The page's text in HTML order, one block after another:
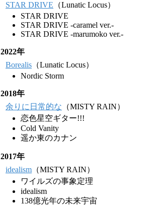
STAR DRIVE （Lunatic Locus）
STAR DRIVE
STAR DRIVE -caramel ver.-
STAR DRIVE -marumoko ver.-
2022年
Borealis （Lunatic Locus）
Nordic Storm
2018年
余りに日常的な （MISTY RAIN）
恋色星空ギター!!!
Cold Vanity
遥か東のカナン
2017年
idealism （MISTY RAIN）
ワイルズの事象定理
idealism
138億光年の未来宇宙